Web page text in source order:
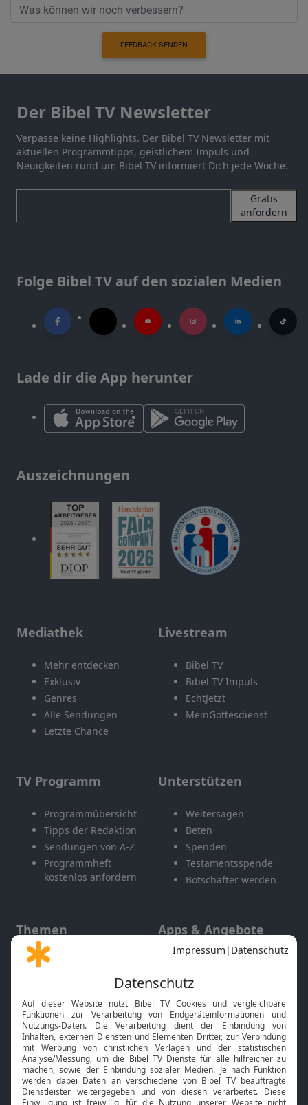
FEEDBACK SENDEN
Der Bibel TV Newsletter
Verpasse keine Highlights. Der Bibel TV Newsletter mit
aktuellen Programmtipps, geistlichem Impuls und
Neuigkeiten rund um Bibel TV informiert Dich jede Woche.
Gratis
anfordern
Folge Bibel TV auf den sozialen Medien
Lade dir die App herunter
Auszeichnungen
Mediathek
Mehr entdecken
Exklusiv
Genres
Alle Sendungen
Letzte Chance
Livestream
Bibel TV
Bibel TV Impuls
EchtJetzt
MeinGottesdienst
TV Programm
Programmübersicht
Tipps der Redaktion
Sendungen von A-Z
Programmheft
kostenlos anfordern
Unterstützen
Weitersagen
Beten
Spenden
Testamentsspende
Botschafter werden
Themen
Gott und Bibel erklärt
Neuigkeiten
Apps & Angebote
Mobile App
Smart TV
HbbTV
Bibelthek Online-Bibel
Nächster Gottesdienst